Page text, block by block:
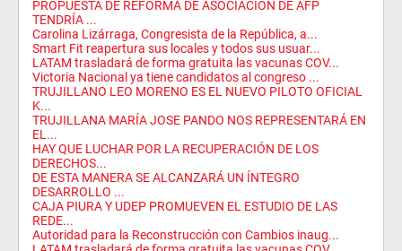
PROPUESTA DE REFORMA DE ASOCIACIÓN DE AFP
TENDRÍA ...
Carolina Lizárraga, Congresista de la República, a...
Smart Fit reapertura sus locales y todos sus usuar...
LATAM trasladará de forma gratuita las vacunas COV...
Victoria Nacional ya tiene candidatos al congreso ...
TRUJILLANO LEO MORENO ES EL NUEVO PILOTO OFICIAL
K...
TRUJILLANA MARÍA JOSE PANDO NOS REPRESENTARÁ EN
EL...
HAY QUE LUCHAR POR LA RECUPERACIÓN DE LOS
DERECHOS...
DE ESTA MANERA SE ALCANZARÁ UN ÍNTEGRO
DESARROLLO ...
CAJA PIURA Y UDEP PROMUEVEN EL ESTUDIO DE LAS
REDE...
Autoridad para la Reconstrucción con Cambios inaug...